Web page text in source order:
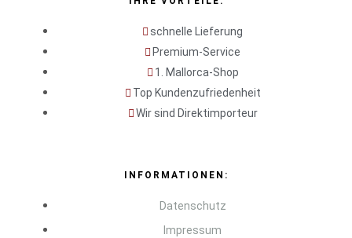
schnelle Lieferung
Premium-Service
1. Mallorca-Shop
Top Kundenzufriedenheit
Wir sind Direktimporteur
INFORMATIONEN:
Datenschutz
Impressum